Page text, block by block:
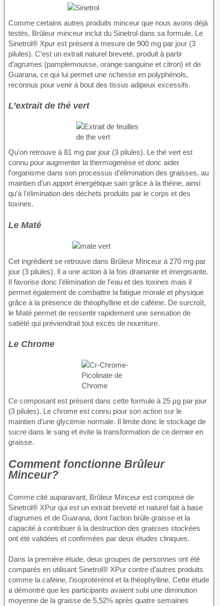
Comme certains autres produits minceur que nous avons déjà
testés, Brûleur minceur inclut du Sinetrol dans sa formule. Le
Sinetrol® Xpur est présent à mesure de 900 mg par jour (3
pilules). C’est un extrait naturel breveté, produit à partir
d’agrumes (pamplemousse, orange sanguine et citron) et de
Guarana, ce qui lui permet une richesse en polyphénols,
reconnus pour venir à bout des tissus adipeux excessifs.
L’extrait de thé vert
Qu’on retrouve à 81 mg par jour (3 pilules). Le thé vert est
connu pour augmenter la thermogenèse et donc aider
l’organisme dans son processus d’élimination des graisses, au
maintien d’un apport énergétique sain grâce à la théine, ainsi
qu’à l’élimination des déchets produits par le corps et des
toxines.
Le Maté
Cet ingrédient se retrouve dans Brûleur Minceur à 270 mg par
jour (3 pilules). Il a une action à la fois drainante et énergisante.
Il favorise donc l’élimination de l’eau et des toxines mais il
permet également de combattre la fatigue morale et physique
grâce à la présence de théophylline et de caféine. De surcroît,
le Maté permet de ressentir rapidement une sensation de
satiété qui préviendrait tout excès de nourriture.
Le Chrome
Ce composant est présent dans cette formule à 25 µg par jour
(3 pilules). Le chrome est connu pour son action sur le
maintien d’une glycémie normale. Il limite donc le stockage de
sucre dans le sang et évite la transformation de ce dernier en
graisse.
Comment fonctionne Brûleur
Minceur?
Comme cité auparavant, Brûleur Minceur est composé de
Sinetrol® XPur qui est un extrait breveté et naturel fait à base
d’agrumes et de Guarana, dont l’action brûle graisse et la
capacité à contribuer à la destruction des graisses stockées
ont été validées et confirmées par deux études cliniques.
Dans la première étude, deux groupes de personnes ont été
comparés en utilisant Sinetrol® XPur contre d’autres produits
comme la caféine, l’isoprotérénol et la théophylline. Cette étude
a démontré que les participants avaient subi une diminution
moyenne de la graisse de 5,52% après quatre semaines